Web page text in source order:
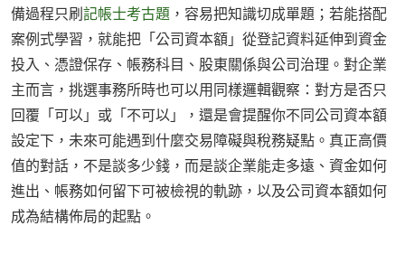
備過程只刷記帳士考古題 ，容易把知識切成單題；若能搭配
案例式學習，就能把「公司資本額」從登記資料延伸到資金
投入、憑證保存、帳務科目、股東關係與公司治理。對企業
主而言，挑選事務所時也可以用同樣邏輯觀察：對方是否只
回覆「可以」或「不可以」，還是會提醒你不同公司資本額
設定下，未來可能遇到什麼交易障礙與稅務疑點。真正高價
值的對話，不是談多少錢，而是談企業能走多遠、資金如何
進出、帳務如何留下可被檢視的軌跡，以及公司資本額如何
成為結構佈局的起點。